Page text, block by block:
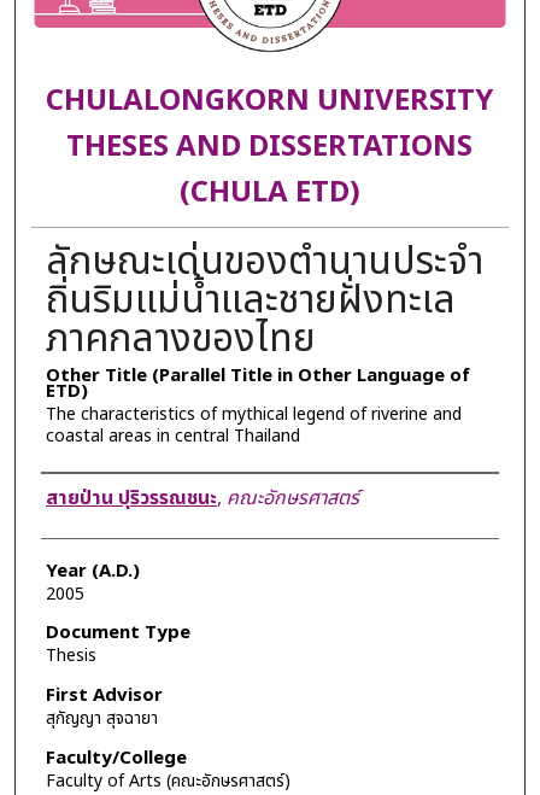
CHULALONGKORN UNIVERSITY
THESES AND DISSERTATIONS
(CHULA ETD)
ลักษณะเด่นของตำนานประจำ
ถิ่นริมแม่น้ำและชายฝั่งทะเล
ภาคกลางของไทย
Other Title (Parallel Title in Other Language of
ETD)
The characteristics of mythical legend of riverine and
coastal areas in central Thailand
Author
สายป่าน ปุริวรรณชนะ, คณะอักษรศาสตร์
Year (A.D.)
2005
Document Type
Thesis
First Advisor
สุกัญญา สุจฉายา
Faculty/College
Faculty of Arts (คณะอักษรศาสตร์)